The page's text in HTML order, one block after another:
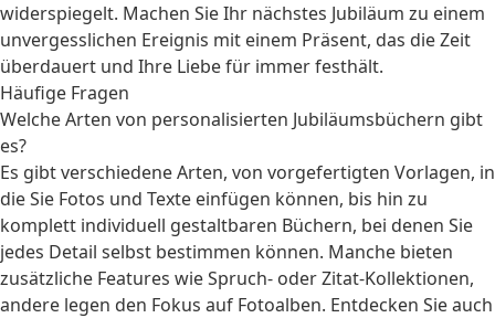
widerspiegelt. Machen Sie Ihr nächstes Jubiläum zu einem
unvergesslichen Ereignis mit einem Präsent, das die Zeit
überdauert und Ihre Liebe für immer festhält.
Häufige Fragen
Welche Arten von personalisierten Jubiläumsbüchern gibt
es?
Es gibt verschiedene Arten, von vorgefertigten Vorlagen, in
die Sie Fotos und Texte einfügen können, bis hin zu
komplett individuell gestaltbaren Büchern, bei denen Sie
jedes Detail selbst bestimmen können. Manche bieten
zusätzliche Features wie Spruch- oder Zitat-Kollektionen,
andere legen den Fokus auf Fotoalben. Entdecken Sie auch